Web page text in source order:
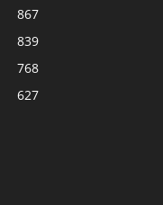
867
839
768
627